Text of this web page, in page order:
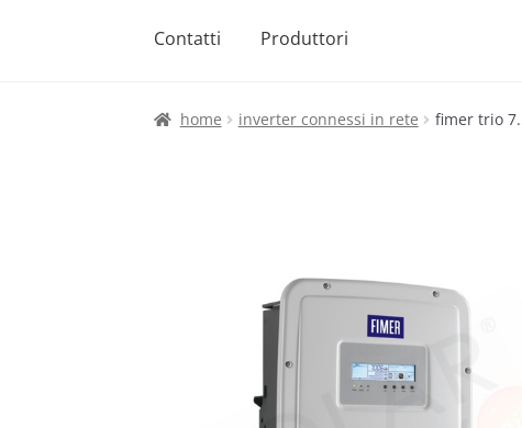
Contatti Produttori
Home Cart Checkout Chi siamo Contatti My
home inverter connessi in rete fimer trio